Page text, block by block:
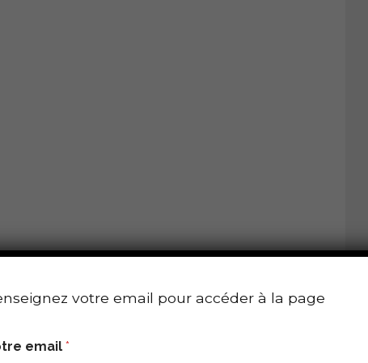
votre email pour accéder à la page
email*